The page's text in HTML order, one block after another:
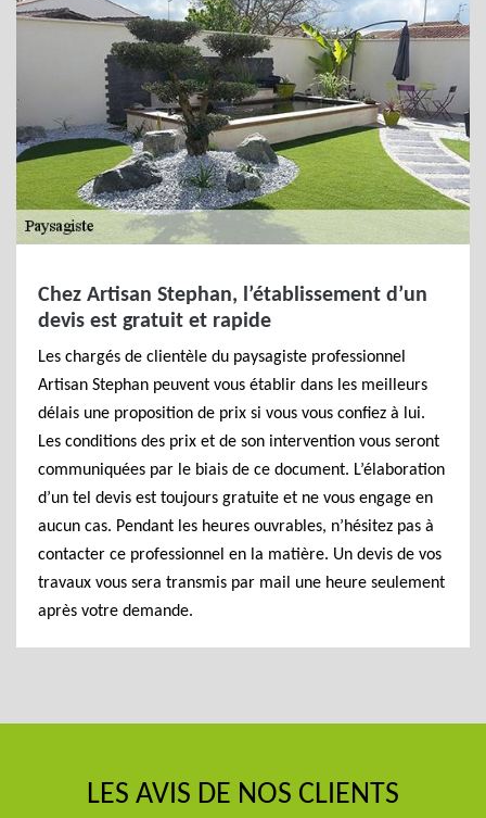
Chez Artisan Stephan, l’établissement d’un
devis est gratuit et rapide
Les chargés de clientèle du paysagiste professionnel
Artisan Stephan peuvent vous établir dans les meilleurs
délais une proposition de prix si vous vous confiez à lui.
Les conditions des prix et de son intervention vous seront
communiquées par le biais de ce document. L’élaboration
d’un tel devis est toujours gratuite et ne vous engage en
aucun cas. Pendant les heures ouvrables, n’hésitez pas à
contacter ce professionnel en la matière. Un devis de vos
travaux vous sera transmis par mail une heure seulement
après votre demande.
LES AVIS DE NOS CLIENTS